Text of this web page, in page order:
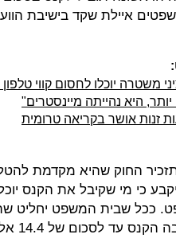
איילת שקד בישיבת
משטרה יוכלו לחסום קווי
היא נהייתה מיינסטרים"
זנות אושר בקריאה טרומית
החוק שהיא מקדמת
כי מי שקיבל את הקנס
ככל שבית המשפט יחליט
עד לסכום של 14.4 אלף שקל.